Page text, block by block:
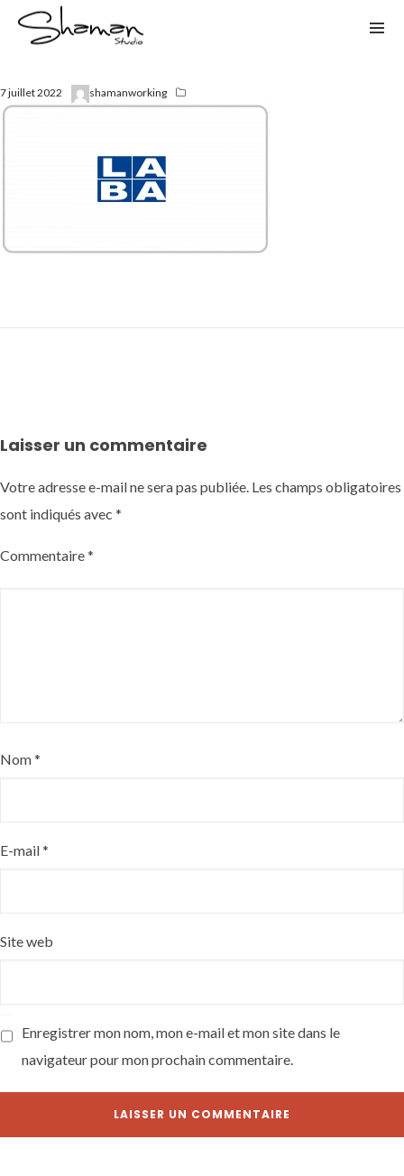
7 juillet 2022 shamanworking
Laisser un commentaire
Votre adresse e-mail ne sera pas publiée. Les champs obligatoires
sont indiqués avec *
Commentaire*
Nom*
E-mail*
Site web
Enregistrer mon nom, mon e-mail et mon site dans le
navigateur pour mon prochain commentaire.